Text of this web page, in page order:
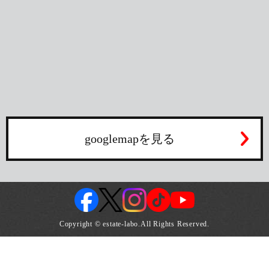
googlemapを見る
Copyright © estate-labo.All Rights Reserved.